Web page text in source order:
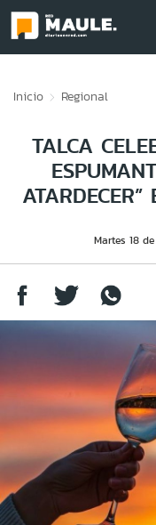
Inicio Regional
TALCA
Martes 18